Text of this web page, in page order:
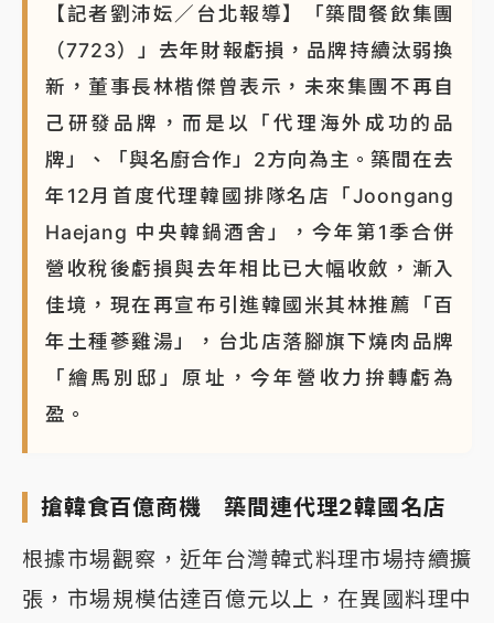
【記者劉沛妘／台北報導】「築間餐飲集團
（7723）」去年財報虧損，品牌持續汰弱換
新，董事長林楷傑曾表示，未來集團不再自
己研發品牌，而是以「代理海外成功的品
牌」、「與名廚合作」2方向為主。築間在去
年12月首度代理韓國排隊名店「Joongang
Haejang 中央韓鍋酒舍」，今年第1季合併
營收稅後虧損與去年相比已大幅收斂，漸入
佳境，現在再宣布引進韓國米其林推薦「百
年土種蔘雞湯」，台北店落腳旗下燒肉品牌
「繪馬別邸」原址，今年營收力拚轉虧為
盈。
搶韓食百億商機 築間連代理2韓國名店
根據市場觀察，近年台灣韓式料理市場持續擴
張，市場規模估達百億元以上，在異國料理中